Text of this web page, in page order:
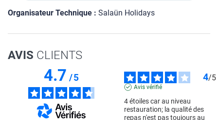
Organisateur Technique : Salaün Holidays
AVIS CLIENTS
4.7/5 4/5
Avis vérifié
4 étoiles car au niveau
restauration; la qualité des
repas n'est pas toujours au